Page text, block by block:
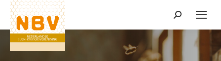
Zoeken: